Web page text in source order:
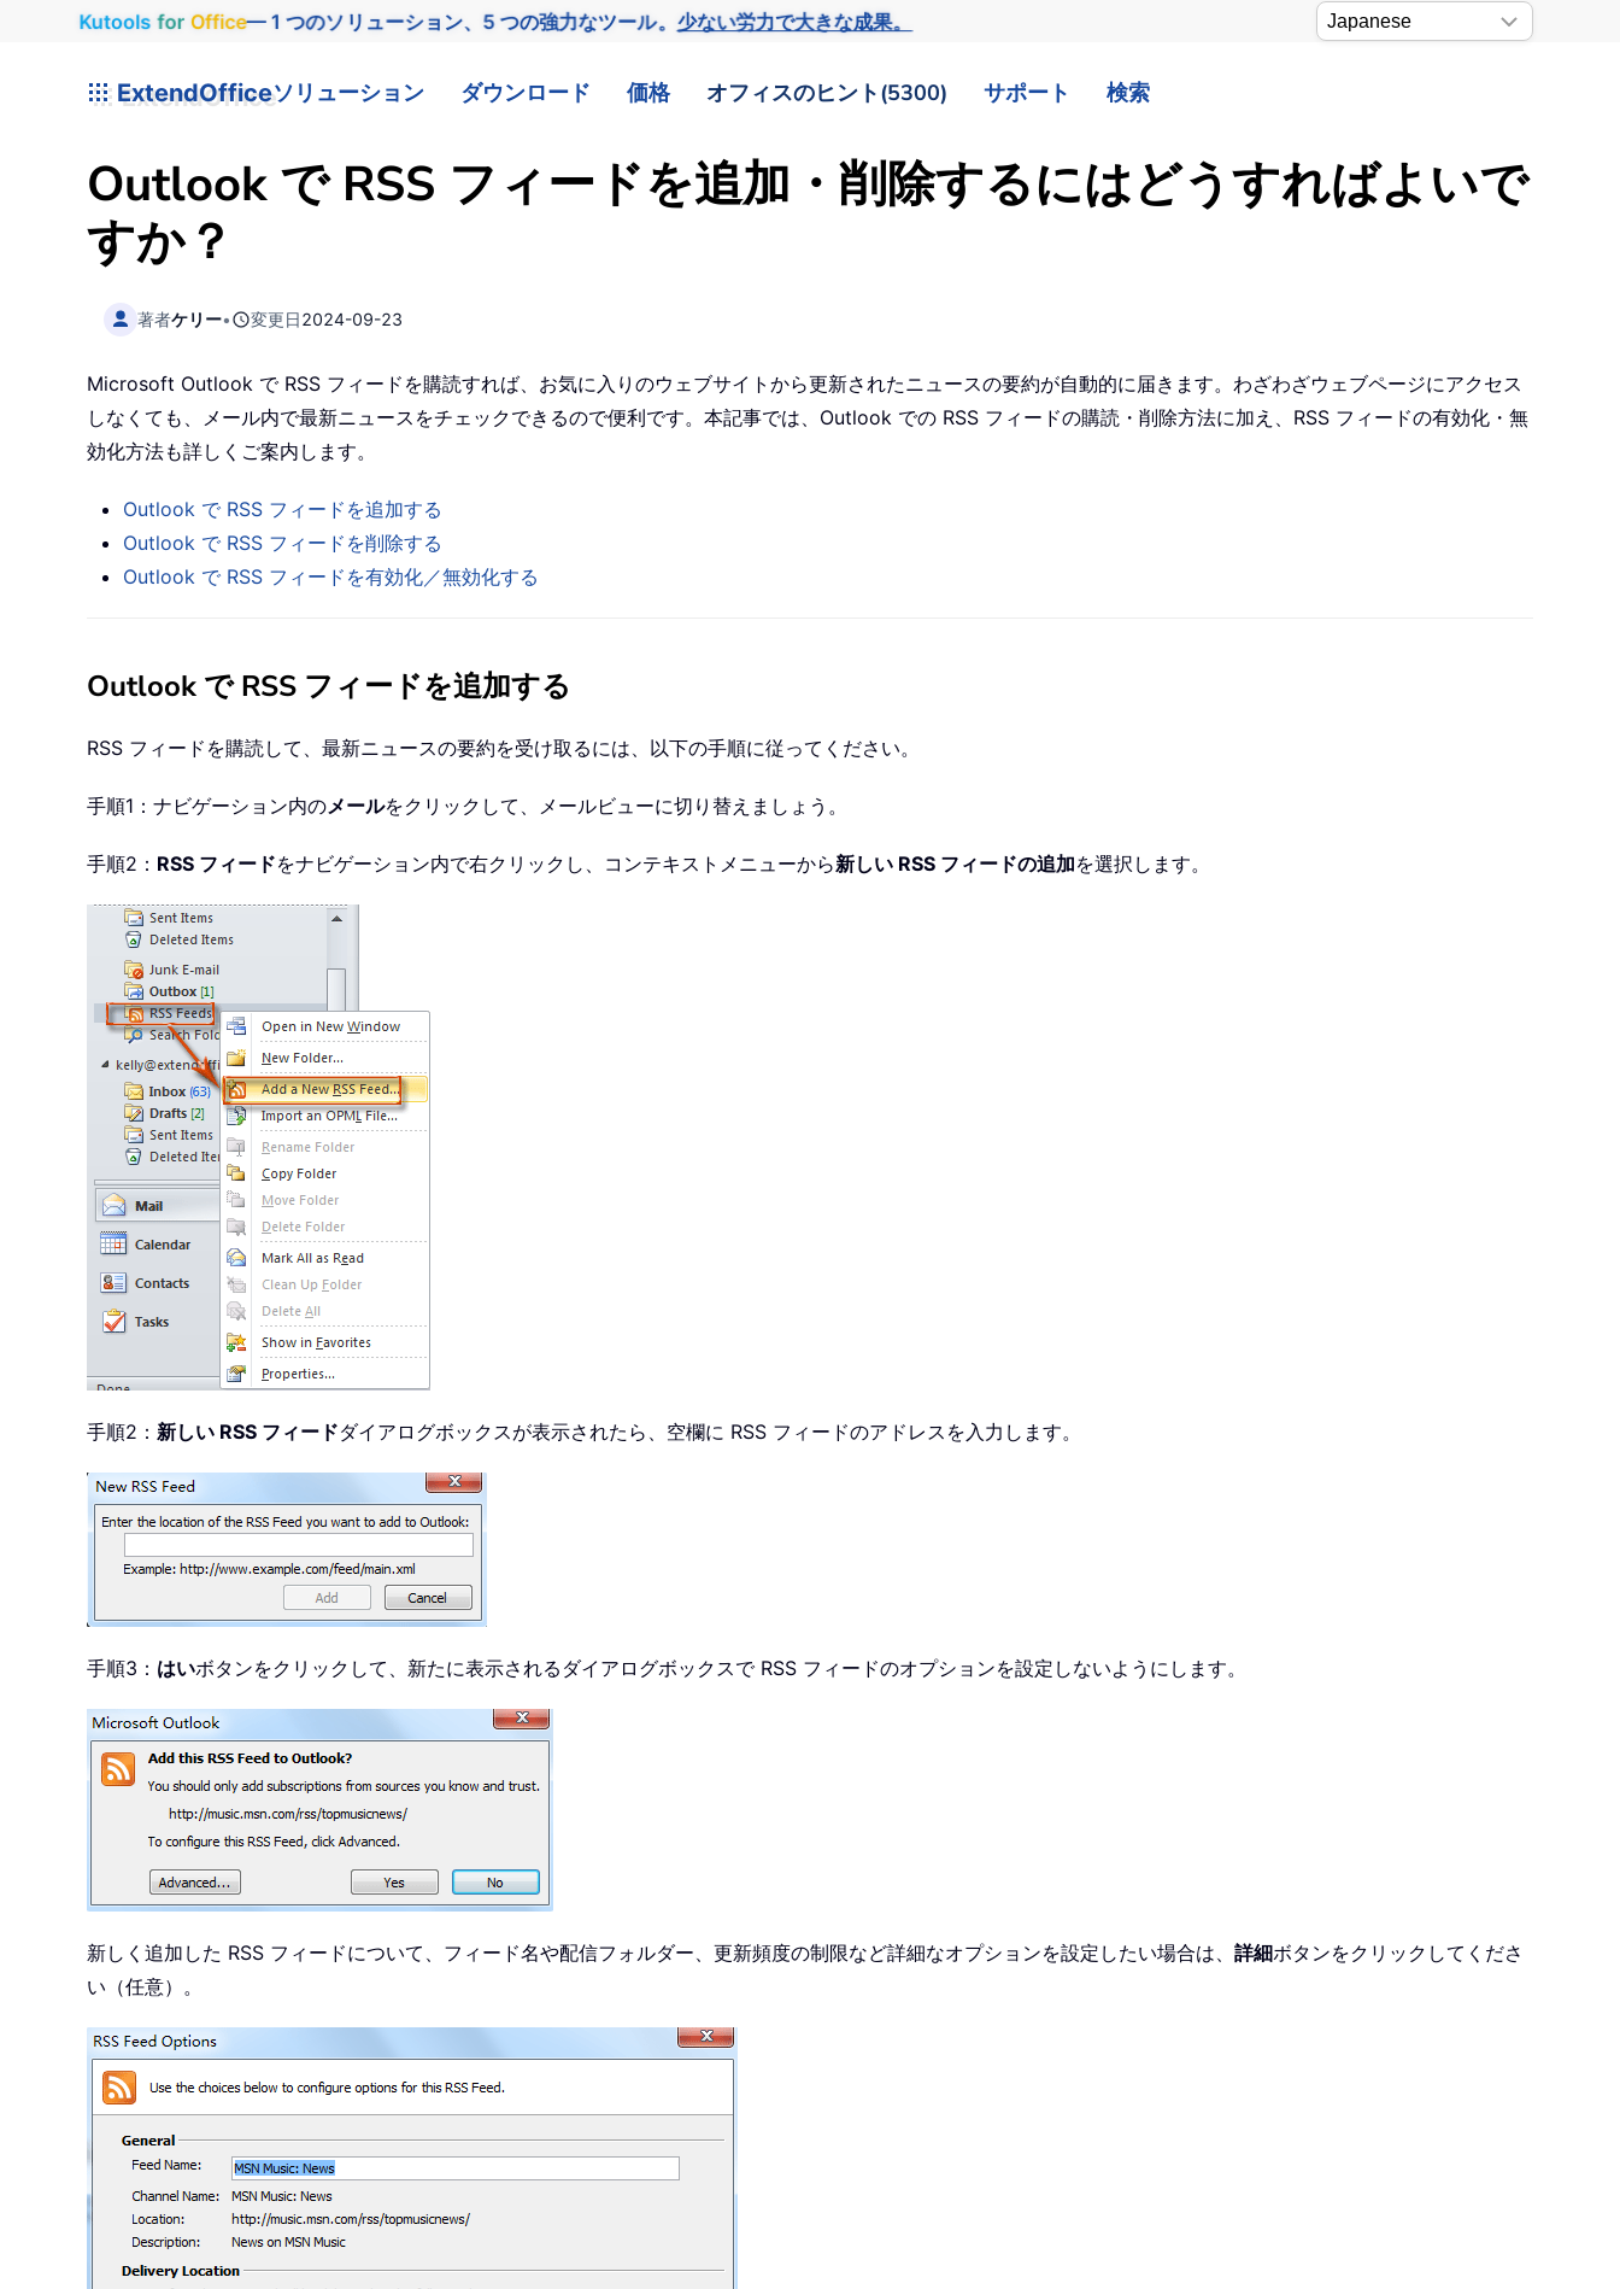
Kutools for Office— 1 つのソリューション、5 つの強力なツール。少ない労力で大きな成果。
ExtendOfficeソリューション ダウンロード 価格 オフィスのヒント(5300) サポート 検索
Outlook で RSS フィードを追加・削除するにはどうすればよいで
すか？
著者ケリー• 変更日2024-09-23
Microsoft Outlook で RSS フィードを購読すれば、お気に入りのウェブサイトから更新されたニュースの要約が自動的に届きます。わざわざウェブページにアクセス
しなくても、メール内で最新ニュースをチェックできるので便利です。本記事では、Outlook での RSS フィードの購読・削除方法に加え、RSS フィードの有効化・無
効化方法も詳しくご案内します。
Outlook で RSS フィードを追加する
Outlook で RSS フィードを削除する
Outlook で RSS フィードを有効化／無効化する
Outlook で RSS フィードを追加する
RSS フィードを購読して、最新ニュースの要約を受け取るには、以下の手順に従ってください。
手順1：ナビゲーション内のメールをクリックして、メールビューに切り替えましょう。
手順2： RSS フィードをナビゲーション内で右クリックし、コンテキストメニューから新しい RSS フィードの追加を選択します。
手順2： 新しい RSS フィードダイアログボックスが表示されたら、空欄に RSS フィードのアドレスを入力します。
手順3： はいボタンをクリックして、新たに表示されるダイアログボックスで RSS フィードのオプションを設定しないようにします。
新しく追加した RSS フィードについて、フィード名や配信フォルダー、更新頻度の制限など詳細なオプションを設定したい場合は、 詳細ボタンをクリックしてくださ
い（任意）。